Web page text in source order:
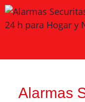
Saltar
al
contenido
Alarmas